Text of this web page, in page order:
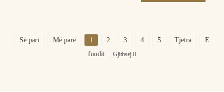
Së pari Më parë 1 2 3 4 5 Tjetra
E
fundit
Gjithsej 8